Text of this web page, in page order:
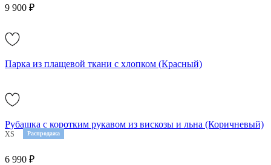
9 900 ₽
Парка из плащевой ткани с хлопком (Красный)
Распродажа
Рубашка с коротким рукавом из вискозы и льна (Коричневый)
XS L
6 990 ₽